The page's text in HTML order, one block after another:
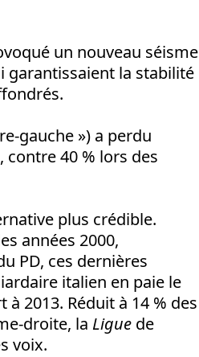
un nouveau séisme
garantissaient la stabilité
gauche ») a perdu
40 % lors des
plus crédible.
années 2000,
PD, ces dernières
italien en paie le
2013. Réduit à 14 % des
droite, la Ligue de
voix.